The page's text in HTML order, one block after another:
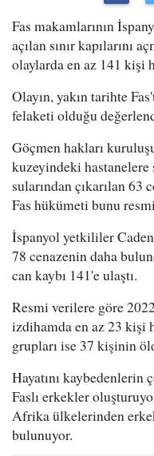
Fas makamlarının
açılan sınır kapılarını
olaylarda en az 141 kişi
Olayın, yakın tarihte
felaketi olduğu
Göçmen hakları
kuzeyindeki hastanelere
sularından çıkarılan
Fas hükümeti bunu
İspanyol yetkililer
78 cenazenin daha
can kaybı 141'e ulaştı.
Resmi verilere göre
izdihamda en az 23 kişi
grupları ise 37 kişinin
Hayatını kaybedenlerin
Faslı erkekler
Afrika ülkelerinden
bulunuyor.